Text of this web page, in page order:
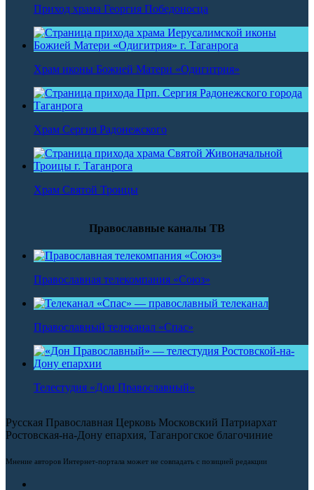
Приход храма Георгия Победоносца
Храм иконы Божией Матери «Одигитрия»
Храм Сергия Радонежского
Храм Святой Троицы
Православные каналы ТВ
Православная телекомпания «Союз»
Православный телеканал «Спас»
Телестудия «Дон Православный»
Русская Православная Церковь Московский Патриархат
Ростовская-на-Дону епархия, Таганрогское благочиние
Мнение авторов Интернет-портала может не совпадать с позицией редакции